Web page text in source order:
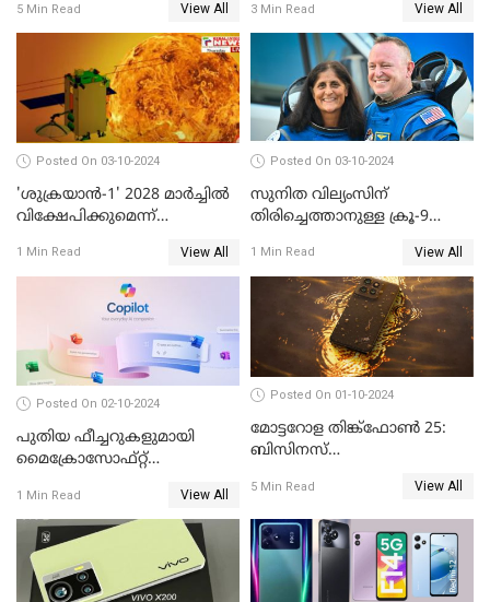
5 Min Read View All
എത്തി!
3 Min Read View All
Posted On 03-10-2024
'ശുക്രയാന്‍-1' 2028 മാര്‍ച്ചില്‍
വിക്ഷേപിക്കുമെന്ന്
1 Min Read View All
Posted On 03-10-2024
സുനിത വില്യംസിന്
തിരിച്ചെത്താനുള്ള ക്രൂ-9
ഐഎസ്എസിലെത്തി
1 Min Read View All
Posted On 02-10-2024
പുതിയ ഫീച്ചറുകളുമായി
മൈക്രോസോഫ്റ്റ്
1 Min Read View All
Posted On 01-10-2024
മോട്ടറോള തിങ്ക്ഫോൺ 25:
ബിസിനസ്
പുതിയൊരു കരുത്ത്
5 Min Read View All